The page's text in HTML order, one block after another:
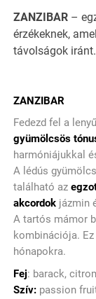
ZANZIBAR –
érzékeknek,
távolságok iránt.
ZANZIBAR
Fedezd fel a
gyümölcsös
harmóniájukkal
A lédús gyümölcs
található az
akcordok jázmin
A tartós mámor
kombinációja.
hónapokra.
Fej: barack,
Szív: passion